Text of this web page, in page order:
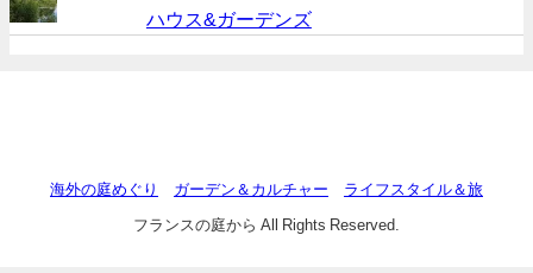
ハウス&ガーデンズ
海外の庭めぐり ガーデン＆カルチャー ライフスタイル＆旅
フランスの庭から All Rights Reserved.